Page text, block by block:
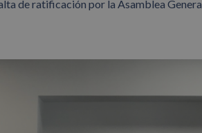
de ratificación por la Asamblea